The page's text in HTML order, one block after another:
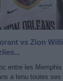
vs Zion
entre les
a tenu toutes